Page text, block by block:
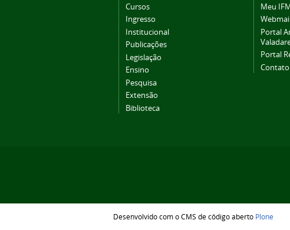
Cursos
Ingresso
Institucional
Publicações
Legislação
Ensino
Pesquisa
Extensão
Biblioteca
Meu
Portal
Portal
Contato
Desenvolvido com o CMS de código aberto Plone